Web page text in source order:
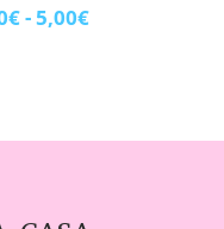
€-5,00€Rango
1,00€